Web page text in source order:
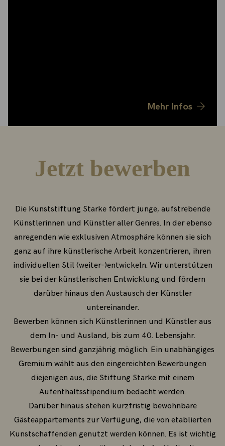
Mehr Infos
Jetzt bewerben
Die Kunststiftung Starke fördert junge, aufstrebende
Künstlerinnen und Künstler aller Genres. In der ebenso
anregenden wie exklusiven Atmosphäre können sie sich
ganz auf ihre künstlerische Arbeit konzentrieren, ihren
individuellen Stil (weiter-)entwickeln. Wir unterstützen
sie bei der künstlerischen Entwicklung und fördern
darüber hinaus den Austausch der Künstler
untereinander.
Bewerben können sich Künstlerinnen und Künstler aus
dem In- und Ausland, bis zum 40. Lebensjahr.
Bewerbungen sind ganzjährig möglich. Ein unabhängiges
Gremium wählt aus den eingereichten Bewerbungen
diejenigen aus, die Stiftung Starke mit einem
Aufenthaltsstipendium bedacht werden.
Darüber hinaus stehen kurzfristig bewohnbare
Gästeappartements zur Verfügung, die von etablierten
Kunstschaffenden genutzt werden können. Es ist wichtig